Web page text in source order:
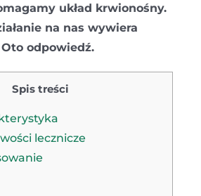
układ krwionośny.
na nas wywiera
odpowiedź.
Spis treści
lecznicze